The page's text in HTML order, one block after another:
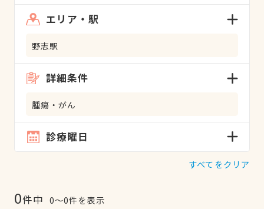
エリア・駅
野志駅
詳細条件
腫瘍・がん
診療曜日
すべてをクリア
0件中 0〜0件を表示